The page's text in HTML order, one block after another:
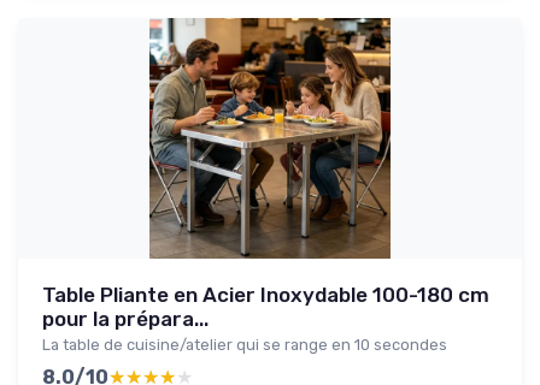
Table Pliante en Acier Inoxydable 100-180 cm
pour la prépara...
La table de cuisine/atelier qui se range en 10 secondes
8.0/10★★★★★
★★★★★